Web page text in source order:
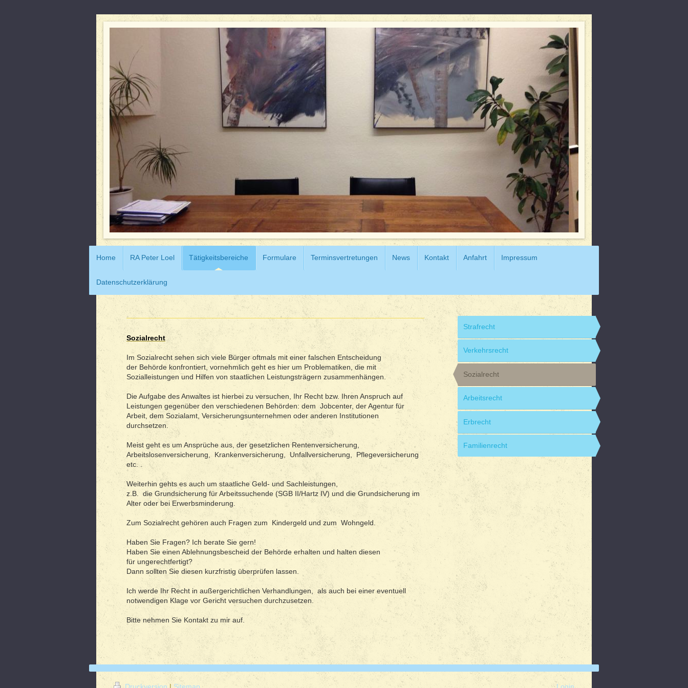
Home RA Peter Loel Tätigkeitsbereiche Formulare Terminsvertretungen News Kontakt Anfahrt Impressum
Datenschutzerklärung
Sozialrecht
Im Sozialrecht sehen sich viele Bürger oftmals mit einer falschen Entscheidung
der Behörde konfrontiert, vornehmlich geht es hier um Problematiken, die mit
Sozialleistungen und Hilfen von staatlichen Leistungsträgern zusammenhängen.
Die Aufgabe des Anwaltes ist hierbei zu versuchen, Ihr Recht bzw. Ihren Anspruch auf
Leistungen gegenüber den verschiedenen Behörden: dem Jobcenter, der Agentur für
Arbeit, dem Sozialamt, Versicherungsunternehmen oder anderen Institutionen
durchsetzen.
Meist geht es um Ansprüche aus, der gesetzlichen Rentenversicherung,
Arbeitslosenversicherung, Krankenversicherung, Unfallversicherung, Pflegeversicherung
etc. .
Weiterhin gehts es auch um staatliche Geld- und Sachleistungen,
z.B. die Grundsicherung für Arbeitssuchende (SGB II/Hartz IV) und die Grundsicherung im
Alter oder bei Erwerbsminderung.
Zum Sozialrecht gehören auch Fragen zum Kindergeld und zum Wohngeld.
Haben Sie Fragen? Ich berate Sie gern!
Haben Sie einen Ablehnungsbescheid der Behörde erhalten und halten diesen
für ungerechtfertigt?
Dann sollten Sie diesen kurzfristig überprüfen lassen.
Ich werde Ihr Recht in außergerichtlichen Verhandlungen, als auch bei einer eventuell
notwendigen Klage vor Gericht versuchen durchzusetzen.
Bitte nehmen Sie Kontakt zu mir auf.
Strafrecht
Verkehrsrecht
Sozialrecht
Arbeitsrecht
Erbrecht
Familienrecht